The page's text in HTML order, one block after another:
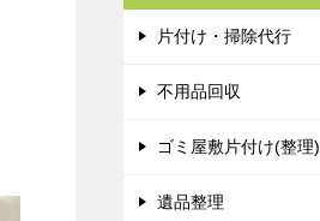
片付け・掃除代行
不用品回収
ゴミ屋敷片付け(整理)
遺品整理